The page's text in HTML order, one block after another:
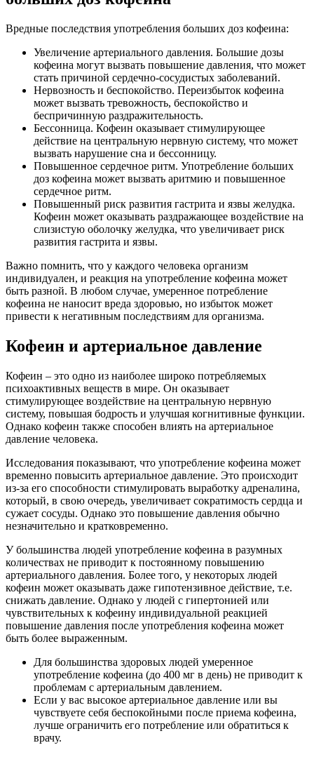
Вредные последствия употребления больших доз кофеина:
Увеличение артериального давления. Большие дозы
кофеина могут вызвать повышение давления, что может
стать причиной сердечно-сосудистых заболеваний.
Нервозность и беспокойство. Переизбыток кофеина
может вызвать тревожность, беспокойство и
беспричинную раздражительность.
Бессонница. Кофеин оказывает стимулирующее
действие на центральную нервную систему, что может
вызвать нарушение сна и бессонницу.
Повышенное сердечное ритм. Употребление больших
доз кофеина может вызвать аритмию и повышенное
сердечное ритм.
Повышенный риск развития гастрита и язвы желудка.
Кофеин может оказывать раздражающее воздействие на
слизистую оболочку желудка, что увеличивает риск
развития гастрита и язвы.
Важно помнить, что у каждого человека организм
индивидуален, и реакция на употребление кофеина может
быть разной. В любом случае, умеренное потребление
кофеина не наносит вреда здоровью, но избыток может
привести к негативным последствиям для организма.
Кофеин и артериальное давление
Кофеин – это одно из наиболее широко потребляемых
психоактивных веществ в мире. Он оказывает
стимулирующее воздействие на центральную нервную
систему, повышая бодрость и улучшая когнитивные функции.
Однако кофеин также способен влиять на артериальное
давление человека.
Исследования показывают, что употребление кофеина может
временно повысить артериальное давление. Это происходит
из-за его способности стимулировать выработку адреналина,
который, в свою очередь, увеличивает сократимость сердца и
сужает сосуды. Однако это повышение давления обычно
незначительно и кратковременно.
У большинства людей употребление кофеина в разумных
количествах не приводит к постоянному повышению
артериального давления. Более того, у некоторых людей
кофеин может оказывать даже гипотензивное действие, т.е.
снижать давление. Однако у людей с гипертонией или
чувствительных к кофеину индивидуальной реакцией
повышение давления после употребления кофеина может
быть более выраженным.
Для большинства здоровых людей умеренное
употребление кофеина (до 400 мг в день) не приводит к
проблемам с артериальным давлением.
Если у вас высокое артериальное давление или вы
чувствуете себя беспокойными после приема кофеина,
лучше ограничить его потребление или обратиться к
врачу.